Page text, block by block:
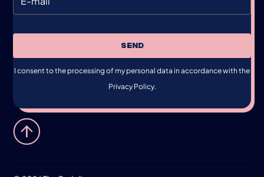
SEND
I consent to the processing of my personal data in accordance with the
Privacy Policy.